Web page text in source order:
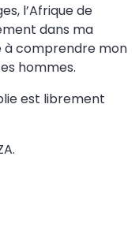
l’Afrique de
dans ma
à comprendre mon
hommes.
est librement